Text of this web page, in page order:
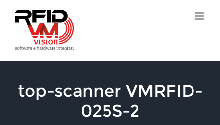
contenuto
top-scanner VMRFID-
025S-2